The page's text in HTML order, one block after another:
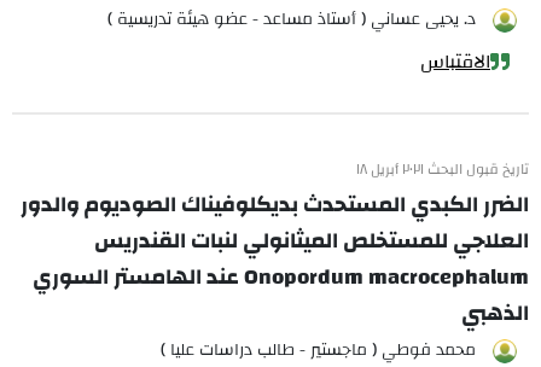
د. يحيى عساني ( أستاذ مساعد - عضو هيئة تدريسية )
الاقتباس
تاريخ قبول البحث ٢٠٢١ أبريل ١٨
الضرر الكبدي المستحدث بديكلوفيناك الصوديوم والدور
العلاجي للمستخلص الميثانولي لنبات القندريس
Onopordum macrocephalum عند الهامستر السوري
الذهبي
محمد فوطي ( ماجستير - طالب دراسات عليا )